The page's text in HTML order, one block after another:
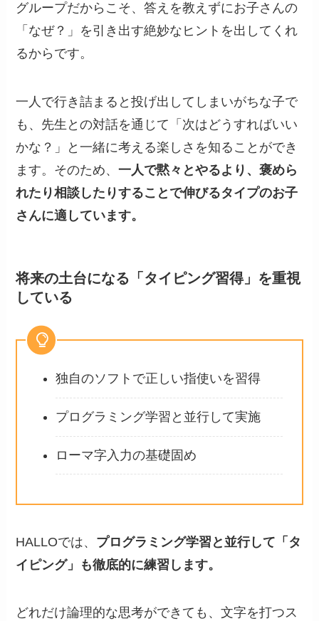
グループだからこそ、答えを教えずにお子さんの
「なぜ？」を引き出す絶妙なヒントを出してくれ
るからです。
一人で行き詰まると投げ出してしまいがちな子で
も、先生との対話を通じて「次はどうすればいい
かな？」と一緒に考える楽しさを知ることができ
ます。そのため、一人で黙々とやるより、褒めら
れたり相談したりすることで伸びるタイプのお子
さんに適しています。
将来の土台になる「タイピング習得」を重視
している
独自のソフトで正しい指使いを習得
プログラミング学習と並行して実施
ローマ字入力の基礎固め
HALLOでは、 プログラミング学習と並行して「タ
イピング」も徹底的に練習します。
どれだけ論理的な思考ができても、文字を打つス